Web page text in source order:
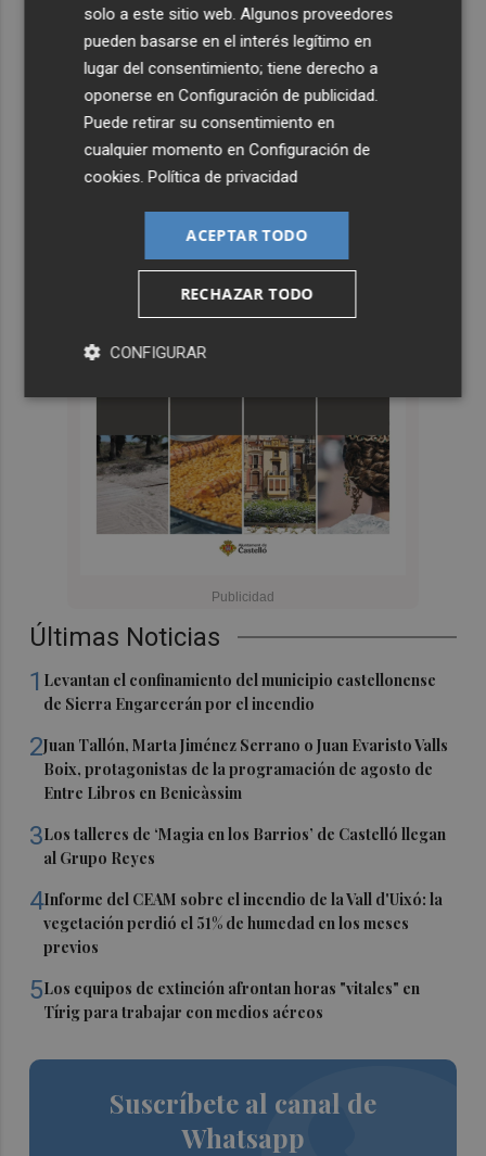
Últimas Noticias
1 Levantan el confinamiento del municipio castellonense
de Sierra Engarcerán por el incendio
2Juan Tallón, Marta Jiménez Serrano o Juan Evaristo Valls
Boix, protagonistas de la programación de agosto de
Entre Libros en Benicàssim
3Los talleres de ‘Magia en los Barrios’ de Castelló llegan
al Grupo Reyes
4Informe del CEAM sobre el incendio de la Vall d'Uixó: la
vegetación perdió el 51% de humedad en los meses
previos
5Los equipos de extinción afrontan horas "vitales" en
Tírig para trabajar con medios aéreos
Suscríbete al canal de
Whatsapp
solo a este sitio web. Algunos proveedores
pueden basarse en el interés legítimo en
lugar del consentimiento; tiene derecho a
oponerse enConfiguración de publicidad.
Puede retirar su consentimiento en
cualquier momento enConfiguración de
cookies.Política de privacidad
ACEPTAR TODO
RECHAZAR TODO
CONFIGURAR